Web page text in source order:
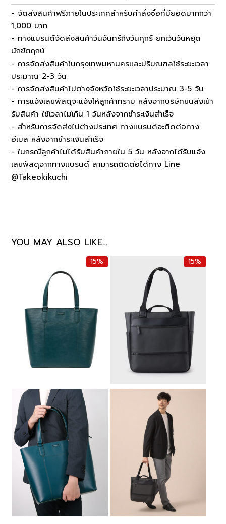
- จัดส่งสินค้าฟรีภายในประเทศสำหรับคำสั่งซื้อที่มียอดมากกว่า
1,000 บาท
- ทางแบรนด์จัดส่งสินค้าวันจันทร์ถึงวันศุกร์ ยกเว้นวันหยุด
นักขัตฤกษ์
- การจัดส่งสินค้าในกรุงเทพมหานครและปริมณฑลใช้ระยะเวลา
ประมาณ 2-3 วัน
- การจัดส่งสินค้าไปต่างจังหวัดใช้ระยะเวลาประมาณ 3-5 วัน
- การแจ้งเลขพัสดุจะแจ้งให้ลูกค้าทราบ หลังจากบริษัทขนส่งเข้า
รับสินค้า ใช้เวลาไม่เกิน 1 วันหลังจากชำระเงินสำเร็จ
- สำหรับการจัดส่งไปต่างประเทศ ทางแบรนด์จะติดต่อทาง
อีเมล หลังจากชำระเงินสำเร็จ
- ในกรณีลูกค้าไม่ได้รับสินค้าภายใน 5 วัน หลังจากได้รับแจ้ง
เลขพัสดุจากทางแบรนด์ สามารถติดต่อได้ทาง Line
@Takeokikuchi
YOU MAY ALSO LIKE…
15% 15%